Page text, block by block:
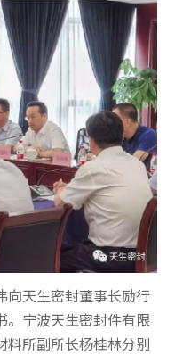
向天生密封董事长励行
。宁波天生密封件有限
料所副所长杨桂林分别